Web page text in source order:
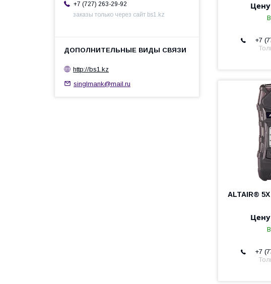
+7
ALTAIR®
+7
+7 (727) 263-29-92
заказы только через сайт bs1.kz
http://bs1.kz
singlmank@mail.ru